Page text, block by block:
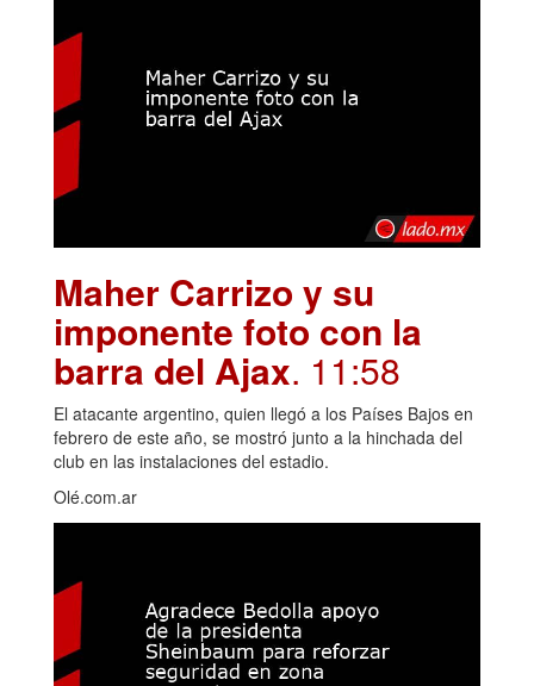
Maher Carrizo y su
imponente foto con la
barra del Ajax. 11:58
El atacante argentino, quien llegó a los Países Bajos en
febrero de este año, se mostró junto a la hinchada del
club en las instalaciones del estadio.
Olé.com.ar